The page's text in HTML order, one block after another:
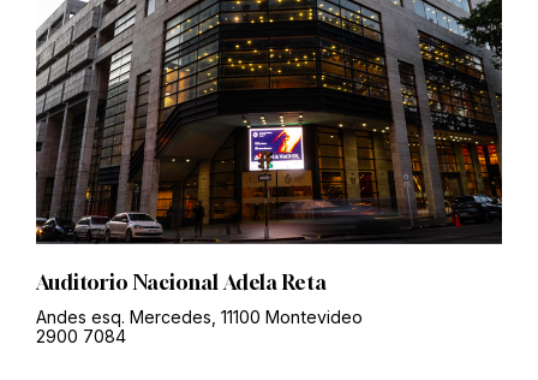
Auditorio Nacional Adela Reta
Andes esq. Mercedes, 11100 Montevideo
2900 7084